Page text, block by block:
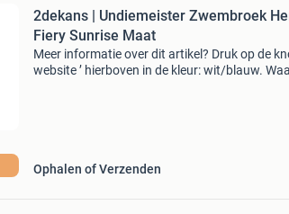
2dekans | Undiemeister Zwembroek
Fiery Sunrise Maat
Meer informatie over dit artikel? Druk op de
website ’ hierboven in de kleur: wit/blauw.
Ophalen of Verzenden